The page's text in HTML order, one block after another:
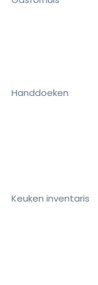
Handdoeken
Keuken inventaris